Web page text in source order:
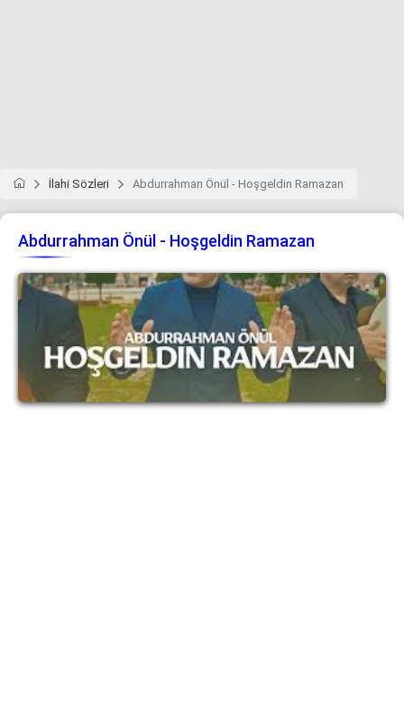
İlahi Sözleri Abdurrahman Önül - Hoşgeldin Ramazan
Abdurrahman Önül - Hoşgeldin Ramazan